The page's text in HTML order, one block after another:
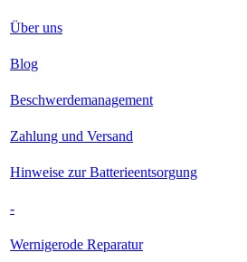
Über uns
Blog
Beschwerdemanagement
Zahlung und Versand
Hinweise zur Batterieentsorgung
-
Wernigerode Reparatur